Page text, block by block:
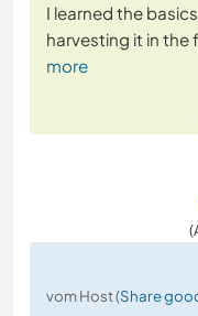
I learned the
harvesting it in the
more
vom Host (Share